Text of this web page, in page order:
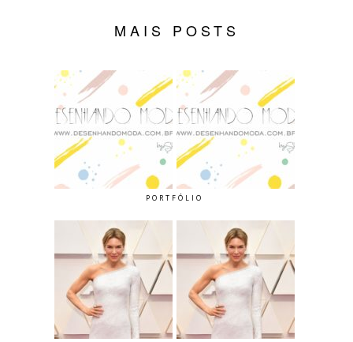
MAIS POSTS
PORTFÓLIO